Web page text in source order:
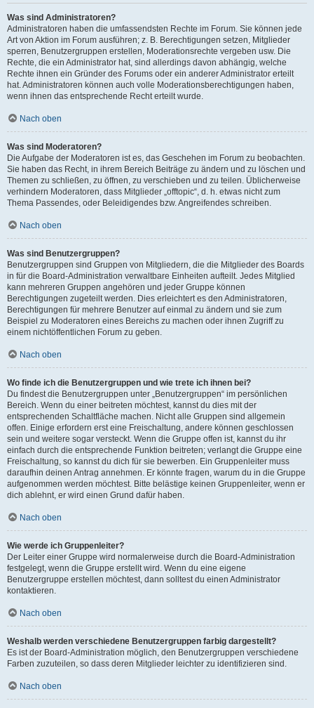
Was sind Administratoren?
Administratoren haben die umfassendsten Rechte im Forum. Sie können jede
Art von Aktion im Forum ausführen; z. B. Berechtigungen setzen, Mitglieder
sperren, Benutzergruppen erstellen, Moderationsrechte vergeben usw. Die
Rechte, die ein Administrator hat, sind allerdings davon abhängig, welche
Rechte ihnen ein Gründer des Forums oder ein anderer Administrator erteilt
hat. Administratoren können auch volle Moderationsberechtigungen haben,
wenn ihnen das entsprechende Recht erteilt wurde.
Nach oben
Was sind Moderatoren?
Die Aufgabe der Moderatoren ist es, das Geschehen im Forum zu beobachten.
Sie haben das Recht, in ihrem Bereich Beiträge zu ändern und zu löschen und
Themen zu schließen, zu öffnen, zu verschieben und zu teilen. Üblicherweise
verhindern Moderatoren, dass Mitglieder „offtopic“, d. h. etwas nicht zum
Thema Passendes, oder Beleidigendes bzw. Angreifendes schreiben.
Nach oben
Was sind Benutzergruppen?
Benutzergruppen sind Gruppen von Mitgliedern, die die Mitglieder des Boards
in für die Board-Administration verwaltbare Einheiten aufteilt. Jedes Mitglied
kann mehreren Gruppen angehören und jeder Gruppe können
Berechtigungen zugeteilt werden. Dies erleichtert es den Administratoren,
Berechtigungen für mehrere Benutzer auf einmal zu ändern und sie zum
Beispiel zu Moderatoren eines Bereichs zu machen oder ihnen Zugriff zu
einem nichtöffentlichen Forum zu geben.
Nach oben
Wo finde ich die Benutzergruppen und wie trete ich ihnen bei?
Du findest die Benutzergruppen unter „Benutzergruppen“ im persönlichen
Bereich. Wenn du einer beitreten möchtest, kannst du dies mit der
entsprechenden Schaltfläche machen. Nicht alle Gruppen sind allgemein
offen. Einige erfordern erst eine Freischaltung, andere können geschlossen
sein und weitere sogar versteckt. Wenn die Gruppe offen ist, kannst du ihr
einfach durch die entsprechende Funktion beitreten; verlangt die Gruppe eine
Freischaltung, so kannst du dich für sie bewerben. Ein Gruppenleiter muss
daraufhin deinen Antrag annehmen. Er könnte fragen, warum du in die Gruppe
aufgenommen werden möchtest. Bitte belästige keinen Gruppenleiter, wenn er
dich ablehnt, er wird einen Grund dafür haben.
Nach oben
Wie werde ich Gruppenleiter?
Der Leiter einer Gruppe wird normalerweise durch die Board-Administration
festgelegt, wenn die Gruppe erstellt wird. Wenn du eine eigene
Benutzergruppe erstellen möchtest, dann solltest du einen Administrator
kontaktieren.
Nach oben
Weshalb werden verschiedene Benutzergruppen farbig dargestellt?
Es ist der Board-Administration möglich, den Benutzergruppen verschiedene
Farben zuzuteilen, so dass deren Mitglieder leichter zu identifizieren sind.
Nach oben